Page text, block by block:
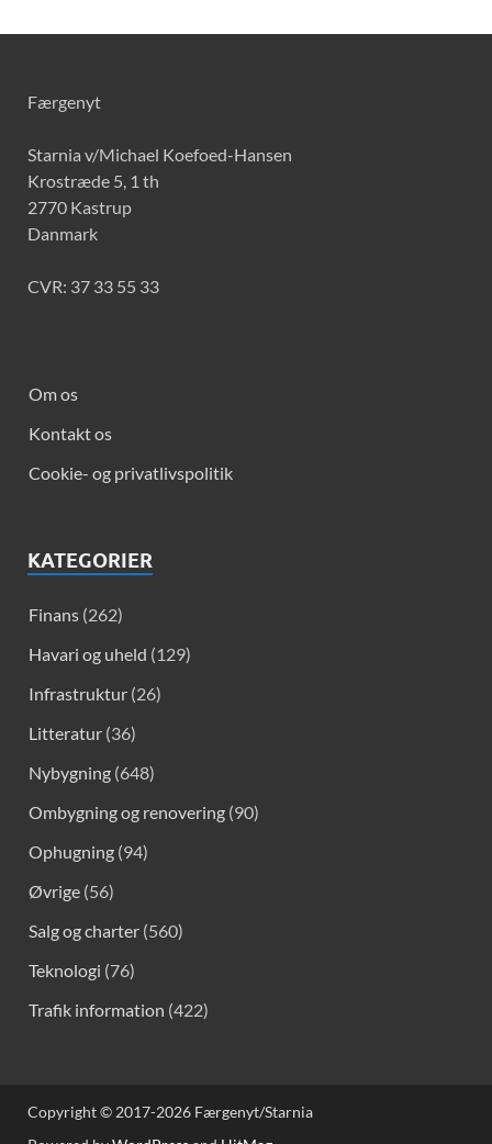
Færgenyt
Starnia v/Michael Koefoed-Hansen
Krostræde 5, 1 th
2770 Kastrup
Danmark
CVR: 37 33 55 33
Om os
Kontakt os
Cookie- og privatlivspolitik
KATEGORIER
Finans (262)
Havari og uheld (129)
Infrastruktur (26)
Litteratur (36)
Nybygning (648)
Ombygning og renovering (90)
Ophugning (94)
Øvrige (56)
Salg og charter (560)
Teknologi (76)
Trafik information (422)
Copyright © 2017-2026 Færgenyt/Starnia